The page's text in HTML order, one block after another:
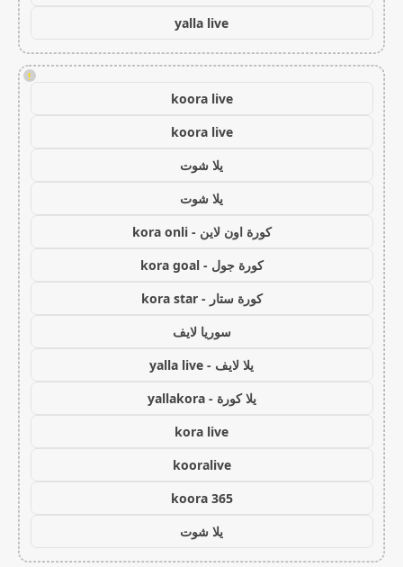
yalla live
!
koora live
koora live
يلا شوت
يلا شوت
كورة اون لاين - kora onli
كورة جول - kora goal
كورة ستار - kora star
سوريا لايف
يلا لايف - yalla live
يلا كورة - yallakora
kora live
kooralive
koora 365
يلا شوت